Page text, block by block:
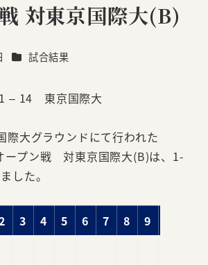
対東京国際大(B)
カテゴリー
試合結果
– 14 東京国際大
際大グラウンドにて行われた
ープン戦 対東京国際大(B)は、1-
した。
3 4 5 6 7 8 9